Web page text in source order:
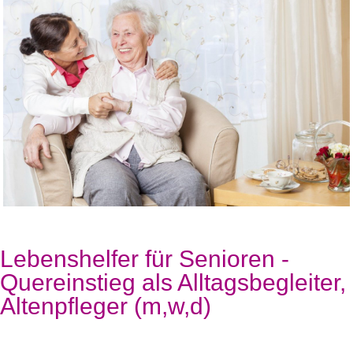
Lebenshelfer für Senioren -
Quereinstieg als Alltagsbegleiter,
Altenpfleger (m,w,d)